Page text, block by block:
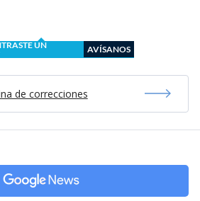
UN
AVÍSANOS
de correcciones